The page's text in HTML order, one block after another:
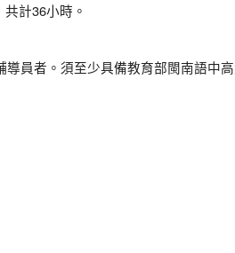
計36小時。
員者。須至少具備教育部閩南語中